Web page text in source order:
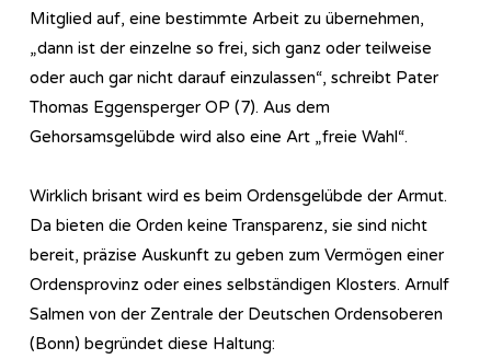
Mitglied auf, eine bestimmte Arbeit zu übernehmen,
„dann ist der einzelne so frei, sich ganz oder teilweise
oder auch gar nicht darauf einzulassen“, schreibt Pater
Thomas Eggensperger OP (7). Aus dem
Gehorsamsgelübde wird also eine Art „freie Wahl“.
Wirklich brisant wird es beim Ordensgelübde der Armut.
Da bieten die Orden keine Transparenz, sie sind nicht
bereit, präzise Auskunft zu geben zum Vermögen einer
Ordensprovinz oder eines selbständigen Klosters. Arnulf
Salmen von der Zentrale der Deutschen Ordensoberen
(Bonn) begründet diese Haltung: